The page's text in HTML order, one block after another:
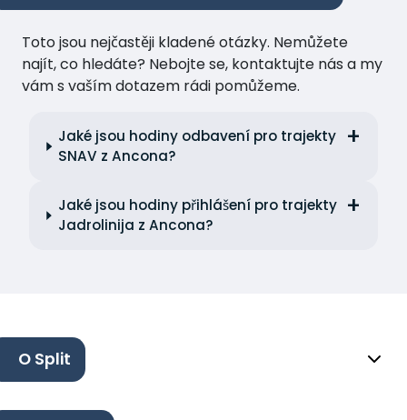
Toto jsou nejčastěji kladené otázky. Nemůžete
najít, co hledáte? Nebojte se, kontaktujte nás a my
vám s vaším dotazem rádi pomůžeme.
Jaké jsou hodiny odbavení pro trajekty
SNAV z Ancona?
Jaké jsou hodiny přihlášení pro trajekty
Jadrolinija z Ancona?
O Split